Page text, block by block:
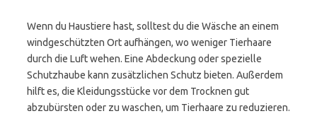
Wenn du Haustiere hast, solltest du die Wäsche an einem
windgeschützten Ort aufhängen, wo weniger Tierhaare
durch die Luft wehen. Eine Abdeckung oder spezielle
Schutzhaube kann zusätzlichen Schutz bieten. Außerdem
hilft es, die Kleidungsstücke vor dem Trocknen gut
abzubürsten oder zu waschen, um Tierhaare zu reduzieren.